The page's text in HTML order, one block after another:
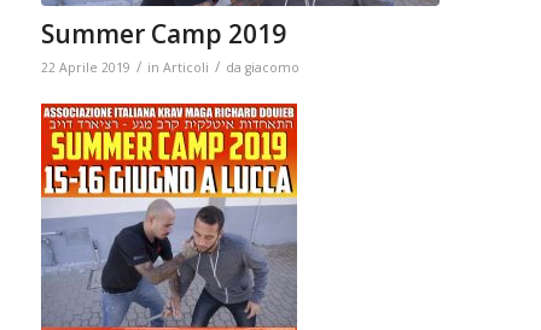
Summer Camp 2019
22 Aprile 2019 / in Articoli / da giacomo